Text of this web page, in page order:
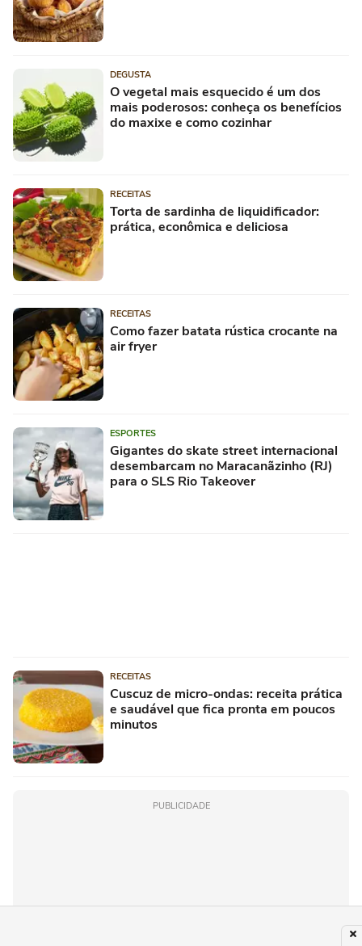
DEGUSTA
O vegetal mais esquecido é um dos
mais poderosos: conheça os benefícios
do maxixe e como cozinhar
RECEITAS
Torta de sardinha de liquidificador:
prática, econômica e deliciosa
RECEITAS
Como fazer batata rústica crocante na
air fryer
ESPORTES
Gigantes do skate street internacional
desembarcam no Maracanãzinho (RJ)
para o SLS Rio Takeover
RECEITAS
Cuscuz de micro-ondas: receita prática
e saudável que fica pronta em poucos
minutos
PUBLICIDADE